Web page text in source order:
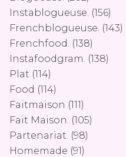
Instablogueuse. (156)
Frenchblogueuse. (143)
Frenchfood. (138)
Instafoodgram. (138)
Plat (114)
Food (114)
Faitmaison (111)
Fait Maison. (105)
Partenariat. (98)
Homemade (91)